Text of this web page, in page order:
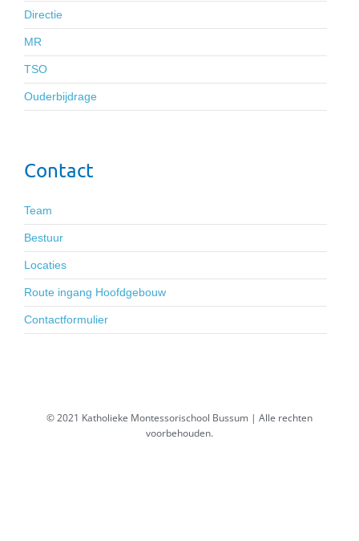
Directie
MR
TSO
Ouderbijdrage
Contact
Team
Bestuur
Locaties
Route ingang Hoofdgebouw
Contactformulier
© 2021 Katholieke Montessorischool Bussum | Alle rechten
voorbehouden.